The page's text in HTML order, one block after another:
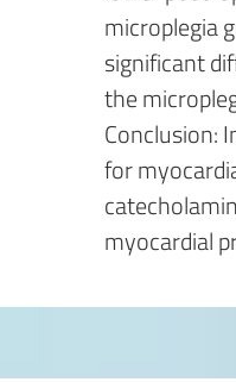
microplegia
significant
the
Conclusion:
for
myocardial